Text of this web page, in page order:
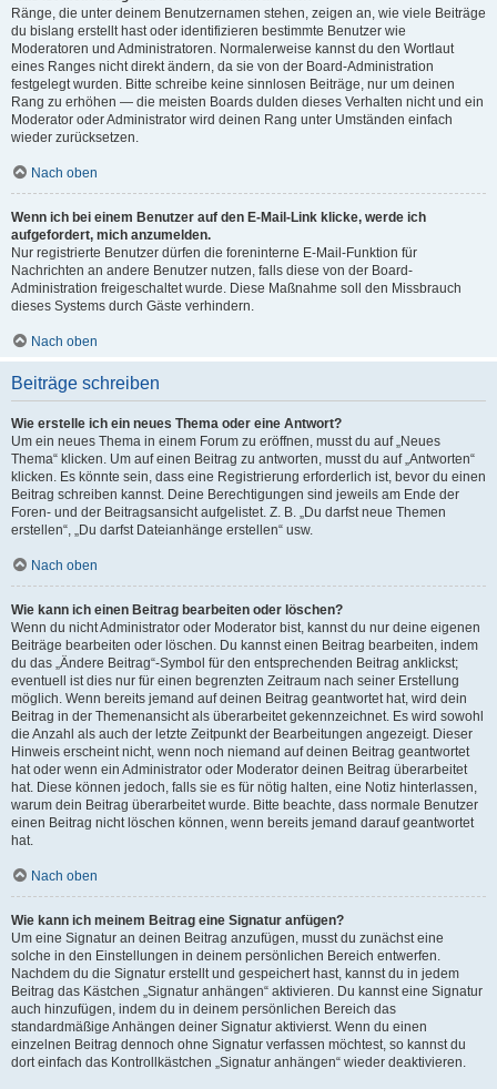
Ränge, die unter deinem Benutzernamen stehen, zeigen an, wie viele Beiträge
du bislang erstellt hast oder identifizieren bestimmte Benutzer wie
Moderatoren und Administratoren. Normalerweise kannst du den Wortlaut
eines Ranges nicht direkt ändern, da sie von der Board-Administration
festgelegt wurden. Bitte schreibe keine sinnlosen Beiträge, nur um deinen
Rang zu erhöhen — die meisten Boards dulden dieses Verhalten nicht und ein
Moderator oder Administrator wird deinen Rang unter Umständen einfach
wieder zurücksetzen.
Nach oben
Wenn ich bei einem Benutzer auf den E-Mail-Link klicke, werde ich
aufgefordert, mich anzumelden.
Nur registrierte Benutzer dürfen die foreninterne E-Mail-Funktion für
Nachrichten an andere Benutzer nutzen, falls diese von der Board-
Administration freigeschaltet wurde. Diese Maßnahme soll den Missbrauch
dieses Systems durch Gäste verhindern.
Nach oben
Beiträge schreiben
Wie erstelle ich ein neues Thema oder eine Antwort?
Um ein neues Thema in einem Forum zu eröffnen, musst du auf „Neues
Thema“ klicken. Um auf einen Beitrag zu antworten, musst du auf „Antworten“
klicken. Es könnte sein, dass eine Registrierung erforderlich ist, bevor du einen
Beitrag schreiben kannst. Deine Berechtigungen sind jeweils am Ende der
Foren- und der Beitragsansicht aufgelistet. Z. B. „Du darfst neue Themen
erstellen“, „Du darfst Dateianhänge erstellen“ usw.
Nach oben
Wie kann ich einen Beitrag bearbeiten oder löschen?
Wenn du nicht Administrator oder Moderator bist, kannst du nur deine eigenen
Beiträge bearbeiten oder löschen. Du kannst einen Beitrag bearbeiten, indem
du das „Ändere Beitrag“-Symbol für den entsprechenden Beitrag anklickst;
eventuell ist dies nur für einen begrenzten Zeitraum nach seiner Erstellung
möglich. Wenn bereits jemand auf deinen Beitrag geantwortet hat, wird dein
Beitrag in der Themenansicht als überarbeitet gekennzeichnet. Es wird sowohl
die Anzahl als auch der letzte Zeitpunkt der Bearbeitungen angezeigt. Dieser
Hinweis erscheint nicht, wenn noch niemand auf deinen Beitrag geantwortet
hat oder wenn ein Administrator oder Moderator deinen Beitrag überarbeitet
hat. Diese können jedoch, falls sie es für nötig halten, eine Notiz hinterlassen,
warum dein Beitrag überarbeitet wurde. Bitte beachte, dass normale Benutzer
einen Beitrag nicht löschen können, wenn bereits jemand darauf geantwortet
hat.
Nach oben
Wie kann ich meinem Beitrag eine Signatur anfügen?
Um eine Signatur an deinen Beitrag anzufügen, musst du zunächst eine
solche in den Einstellungen in deinem persönlichen Bereich entwerfen.
Nachdem du die Signatur erstellt und gespeichert hast, kannst du in jedem
Beitrag das Kästchen „Signatur anhängen“ aktivieren. Du kannst eine Signatur
auch hinzufügen, indem du in deinem persönlichen Bereich das
standardmäßige Anhängen deiner Signatur aktivierst. Wenn du einen
einzelnen Beitrag dennoch ohne Signatur verfassen möchtest, so kannst du
dort einfach das Kontrollkästchen „Signatur anhängen“ wieder deaktivieren.